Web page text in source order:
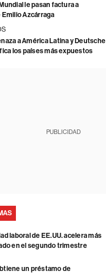
le pasan factura a
Emilio Azcárraga
a América Latina y Deutsche
los países más expuestos
PUBLICIDAD
laboral de EE.UU. acelera más
en el segundo trimestre
un préstamo de